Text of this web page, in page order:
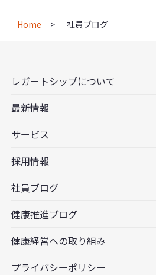
Home 社員ブログ
レガートシップについて
最新情報
サービス
採用情報
社員ブログ
健康推進ブログ
健康経営への取り組み
プライバシーポリシー